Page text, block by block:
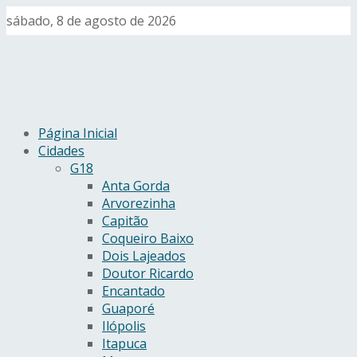
sábado, 8 de agosto de 2026
Página Inicial
Cidades
G18
Anta Gorda
Arvorezinha
Capitão
Coqueiro Baixo
Dois Lajeados
Doutor Ricardo
Encantado
Guaporé
Ilópolis
Itapuca